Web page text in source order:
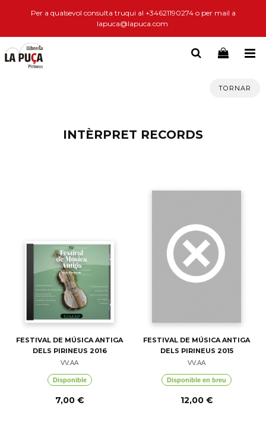
Per a qualsevol consulta truqui al +34621190274 o per mail a
lapuca@lapuca.com
TORNAR
INTÈRPRET RECORDS
FESTIVAL DE MÚSICA ANTIGA
DELS PIRINEUS 2016
VV.AA
Disponible
7,00 €
FESTIVAL DE MÚSICA ANTIGA
DELS PIRINEUS 2015
VV.AA
Disponible en breu
12,00 €